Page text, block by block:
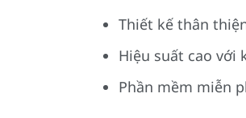
Thiết kế thân
Hiệu suất cao với
Phần mềm miễn